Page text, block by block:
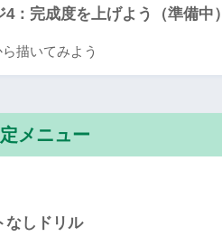
4：完成度を上げよう（準備中）
描いてみよう
メニュー
なしドリル